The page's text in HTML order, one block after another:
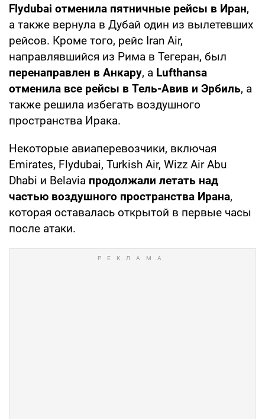
Flydubai отменила пятничные рейсы в Иран,
а также вернула в Дубай один из вылетевших
рейсов. Кроме того, рейс Iran Air,
направлявшийся из Рима в Тегеран, был
перенаправлен в Анкару, а Lufthansa
отменила все рейсы в Тель-Авив и Эрбиль, а
также решила избегать воздушного
пространства Ирака.
Некоторые авиаперевозчики, включая
Emirates, Flydubai, Turkish Air, Wizz Air Abu
Dhabi и Belavia продолжали летать над
частью воздушного пространства Ирана,
которая оставалась открытой в первые часы
после атаки.